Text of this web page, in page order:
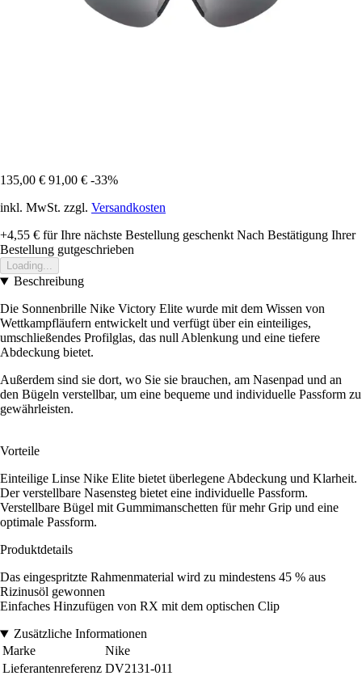
135,00 € 91,00 € -33%
inkl. MwSt. zzgl. Versandkosten
+4,55 € für Ihre nächste Bestellung geschenkt Nach Bestätigung Ihrer
Bestellung gutgeschrieben
Loading...
Beschreibung
Die Sonnenbrille Nike Victory Elite wurde mit dem Wissen von
Wettkampfläufern entwickelt und verfügt über ein einteiliges,
umschließendes Profilglas, das null Ablenkung und eine tiefere
Abdeckung bietet.
Außerdem sind sie dort, wo Sie sie brauchen, am Nasenpad und an
den Bügeln verstellbar, um eine bequeme und individuelle Passform zu
gewährleisten.
Vorteile
Einteilige Linse Nike Elite bietet überlegene Abdeckung und Klarheit.
Der verstellbare Nasensteg bietet eine individuelle Passform.
Verstellbare Bügel mit Gummimanschetten für mehr Grip und eine
optimale Passform.
Produktdetails
Das eingespritzte Rahmenmaterial wird zu mindestens 45 % aus
Rizinusöl gewonnen
Einfaches Hinzufügen von RX mit dem optischen Clip
Zusätzliche Informationen
Marke
Nike
Lieferantenreferenz DV2131-011